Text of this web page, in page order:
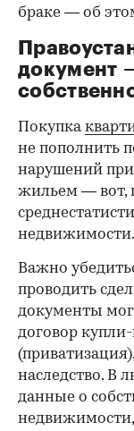
браке — об
документ
Покупка
не пополнить
нарушений
жильем — вот,
недвижимости.
Важно
проводить
документы
договор
наследство. В
данные о